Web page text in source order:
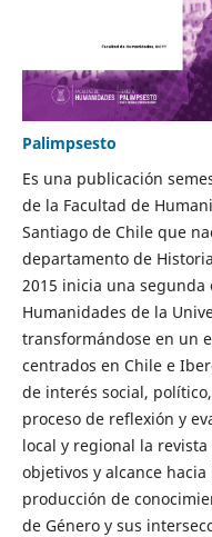
Palimpsesto
Es una publicación
de la Facultad de
Santiago de Chile que
departamento de
2015 inicia una segunda
Humanidades de la
transformándose en un
centrados en Chile e
de interés social,
proceso de reflexión y
local y regional la
objetivos y alcance
producción de
de Género y sus